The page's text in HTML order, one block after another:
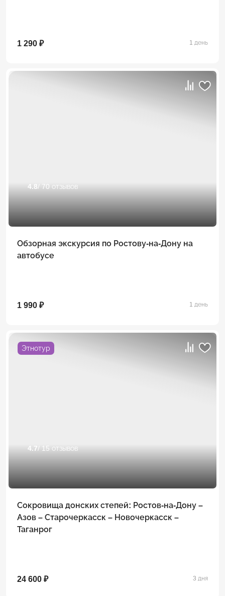
1 290 ₽ 1 день
4.8/ 70 отзывов
Обзорная экскурсия по Ростову-на-Дону на
автобусе
1 990 ₽ 1 день
Этнотур
4.7/ 15 отзывов
Сокровища донских степей: Ростов-на-Дону –
Азов – Старочеркасск – Новочеркасск –
Таганрог
24 600 ₽ 3 дня